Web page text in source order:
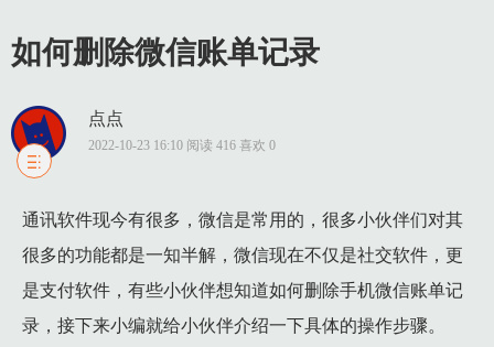
如何删除微信账单记录
点点
2022-10-23 16:10 阅读 416 喜欢 0
通讯软件现今有很多，微信是常用的，很多小伙伴们对其
很多的功能都是一知半解，微信现在不仅是社交软件，更
是支付软件，有些小伙伴想知道如何删除手机微信账单记
录，接下来小编就给小伙伴介绍一下具体的操作步骤。
1 实操步骤：
1.1 第一步：根据下图箭头所指，找到并点击【微信】图标。
1.2 第二步：进入软件后，根据下图所示，点击右下角【我】选
1.3 第三步：在【我】页面中，根据下图箭头所指，点击【支付
1.4 第四步：进入【支付】页面后，根据下图所示，点击【钱包